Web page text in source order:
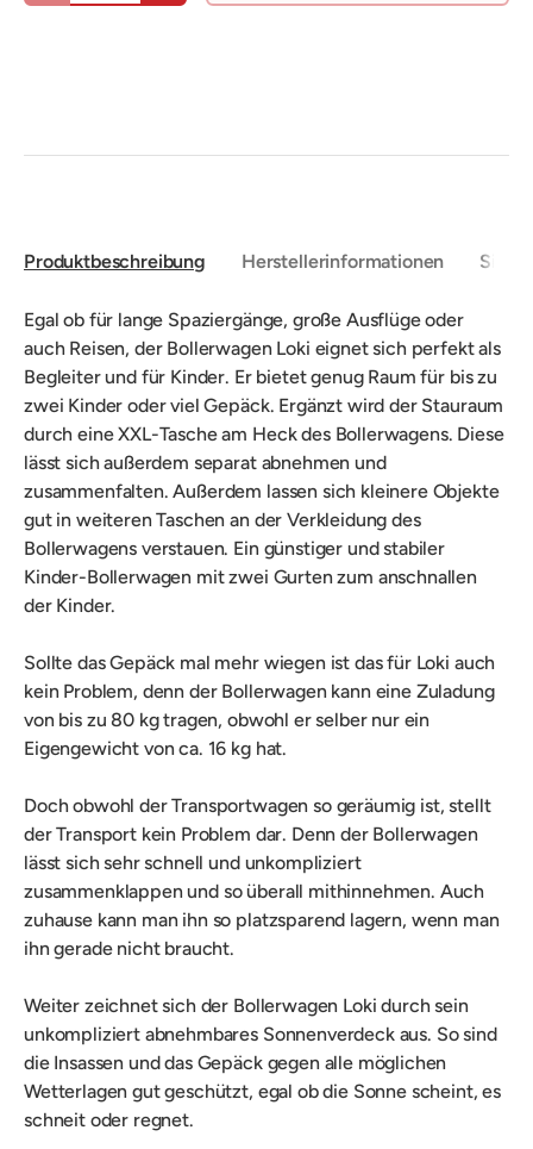
Produktbeschreibung Herstellerinformationen
Egal ob für lange Spaziergänge, große Ausflüge oder
auch Reisen, der Bollerwagen Loki eignet sich perfekt als
Begleiter und für Kinder. Er bietet genug Raum für bis zu
zwei Kinder oder viel Gepäck. Ergänzt wird der Stauraum
durch eine XXL-Tasche am Heck des Bollerwagens. Diese
lässt sich außerdem separat abnehmen und
zusammenfalten. Außerdem lassen sich kleinere Objekte
gut in weiteren Taschen an der Verkleidung des
Bollerwagens verstauen. Ein günstiger und stabiler
Kinder-Bollerwagen mit zwei Gurten zum anschnallen
der Kinder.
Sollte das Gepäck mal mehr wiegen ist das für Loki auch
kein Problem, denn der Bollerwagen kann eine Zuladung
von bis zu 80 kg tragen, obwohl er selber nur ein
Eigengewicht von ca. 16 kg hat.
Doch obwohl der Transportwagen so geräumig ist, stellt
der Transport kein Problem dar. Denn der Bollerwagen
lässt sich sehr schnell und unkompliziert
zusammenklappen und so überall mithinnehmen. Auch
zuhause kann man ihn so platzsparend lagern, wenn man
ihn gerade nicht braucht.
Weiter zeichnet sich der Bollerwagen Loki durch sein
unkompliziert abnehmbares Sonnenverdeck aus. So sind
die Insassen und das Gepäck gegen alle möglichen
Wetterlagen gut geschützt, egal ob die Sonne scheint, es
schneit oder regnet.